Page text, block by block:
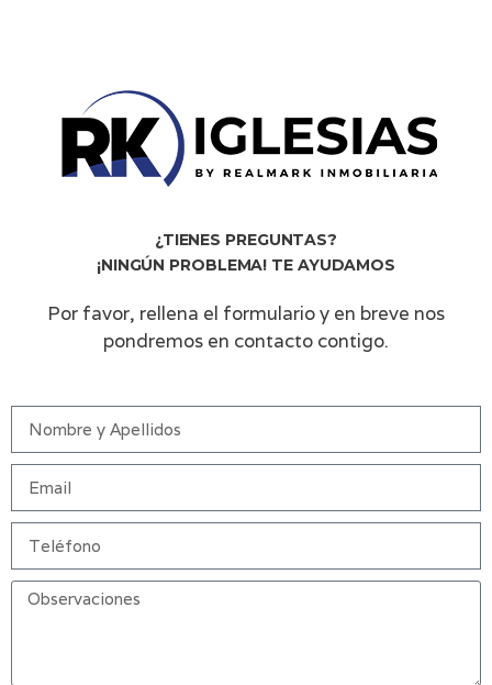
¿TIENES PREGUNTAS?
¡NINGÚN PROBLEMA! TE AYUDAMOS
Por favor, rellena el formulario y en breve nos
pondremos en contacto contigo.